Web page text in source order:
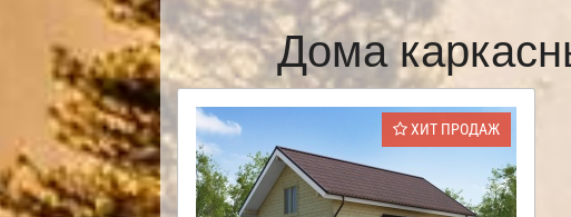
Дома
ХИТ ПРОДАЖ